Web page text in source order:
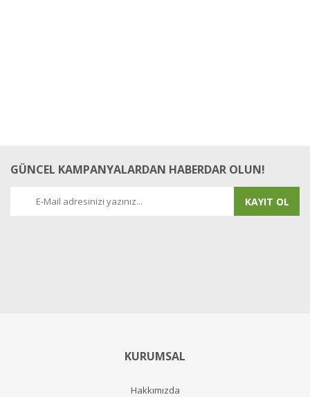
GÜNCEL KAMPANYALARDAN HABERDAR OLUN!
KAYIT OL
KURUMSAL
Hakkımızda